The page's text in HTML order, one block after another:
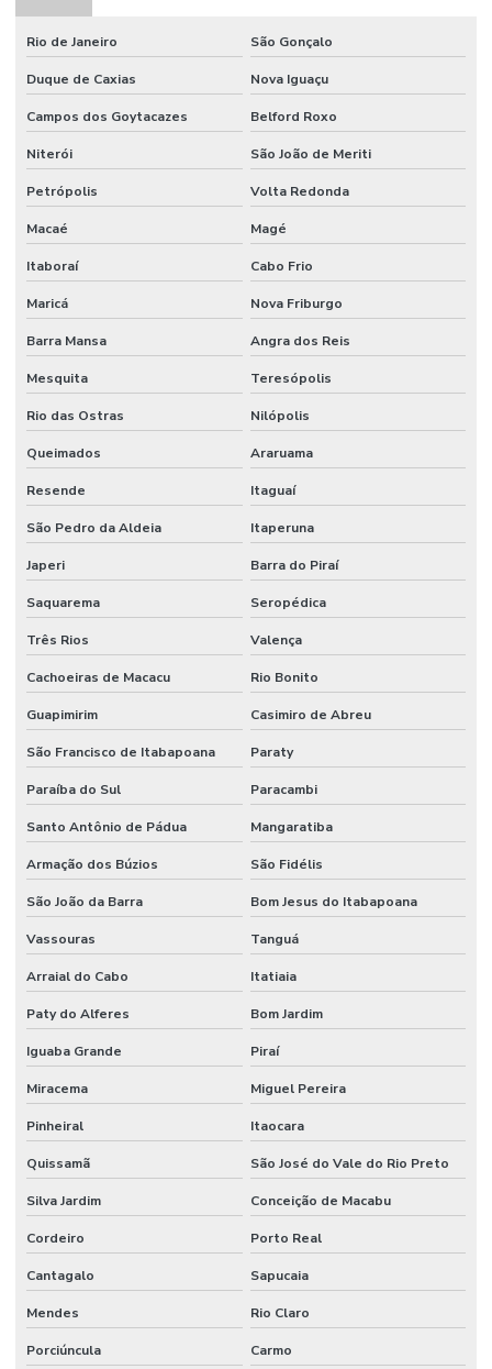
Empresa de prestação de serviços de mão de obra
Empresa de projeto industrial
Empresa de projeto de manutenção
Empresa de projetos em engenharia
Empresa que terceiriza mao de obra
Empresa de serviço industrial
Empresa de terceirização de mão de obra
Empresas prestadoras de serviços de mão de obra terceirizada
Empresas que terceirizam serviços de produção
Facilities industrial
Gestão de ativos
Gestão de custos de manutenção para empresas
Gestão De Manutenção Preditiva
Gestão estratégica de ativos industriais
Higienização De Área Comum
Higienização De Banheiros Comerciais
Higienização De Escritórios
Higienização De Superfícies Comerciais E Industriais
Implantação De Manutenção Preditiva
Implementação De Manutenção Preditiva
Inspeções Regulares De Equipamentos
Limpeza De Ambientes
Limpeza De Ambientes Industriais
Limpeza De Áreas De Convivência
Limpeza De Áreas Externas E Jardins
Limpeza De Áreas Industriais
Limpeza De Banheiros Comerciais
Limpeza De Banheiros E Áreas Comuns
Rio de Janeiro São Gonçalo
Duque de Caxias Nova Iguaçu
Campos dos Goytacazes Belford Roxo
Niterói São João de Meriti
Petrópolis Volta Redonda
Macaé Magé
Itaboraí Cabo Frio
Maricá Nova Friburgo
Barra Mansa Angra dos Reis
Mesquita Teresópolis
Rio das Ostras Nilópolis
Queimados Araruama
Resende Itaguaí
São Pedro da Aldeia Itaperuna
Japeri Barra do Piraí
Saquarema Seropédica
Três Rios Valença
Cachoeiras de Macacu Rio Bonito
Guapimirim Casimiro de Abreu
São Francisco de Itabapoana Paraty
Paraíba do Sul Paracambi
Santo Antônio de Pádua Mangaratiba
Armação dos Búzios São Fidélis
São João da Barra Bom Jesus do Itabapoana
Vassouras Tanguá
Arraial do Cabo Itatiaia
Paty do Alferes Bom Jardim
Iguaba Grande Piraí
Miracema Miguel Pereira
Pinheiral Itaocara
Quissamã São José do Vale do Rio Preto
Silva Jardim Conceição de Macabu
Cordeiro Porto Real
Cantagalo Sapucaia
Mendes Rio Claro
Porciúncula Carmo